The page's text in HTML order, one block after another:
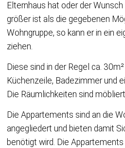
Elternhaus hat oder der
größer ist als die gegebenen
Wohngruppe, so kann er in ein
ziehen.
Diese sind in der Regel ca.
Küchenzeile, Badezimmer und
Die Räumlichkeiten sind
Die Appartements sind an die
angegliedert und bieten damit
benötigt wird. Die Appartements